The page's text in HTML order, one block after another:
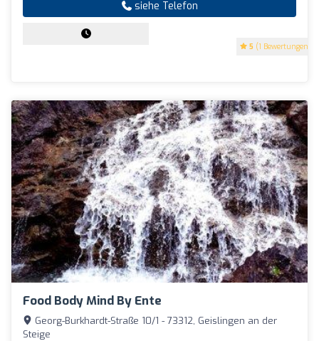
5 (1 Bewertungen)
siehe Telefon
Food Body Mind By Ente
Georg-Burkhardt-Straße 10/1 - 73312, Geislingen an der
Steige